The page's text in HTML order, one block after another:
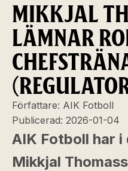
MIKKJAL
LÄMNAR
Författare: AIK Fotboll
Publicerad: 2026-01-04
AIK Fotboll har
Mikkjal